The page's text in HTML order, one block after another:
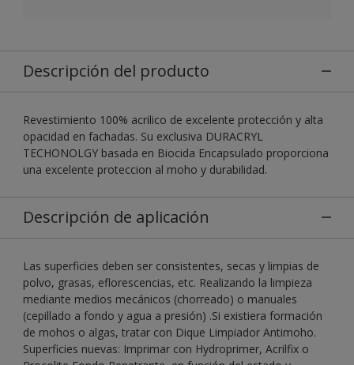
Descripción del producto
Revestimiento 100% acrilico de excelente protección y alta
opacidad en fachadas. Su exclusiva DURACRYL
TECHONOLGY basada en Biocida Encapsulado proporciona
una excelente proteccion al moho y durabilidad.
Descripción de aplicación
Las superficies deben ser consistentes, secas y limpias de
polvo, grasas, eflorescencias, etc. Realizando la limpieza
mediante medios mecánicos (chorreado) o manuales
(cepillado a fondo y agua a presión) .Si existiera formación
de mohos o algas, tratar con Dique Limpiador Antimoho.
Superficies nuevas: Imprimar con Hydroprimer, Acrilfix o